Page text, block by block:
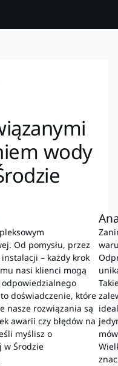
wody
Od pomysłu, przez
– każdy krok
nasi klienci mogą
doświadczenie, które
nasze rozwiązania są
awarii czy błędów na
myślisz o
w Środzie